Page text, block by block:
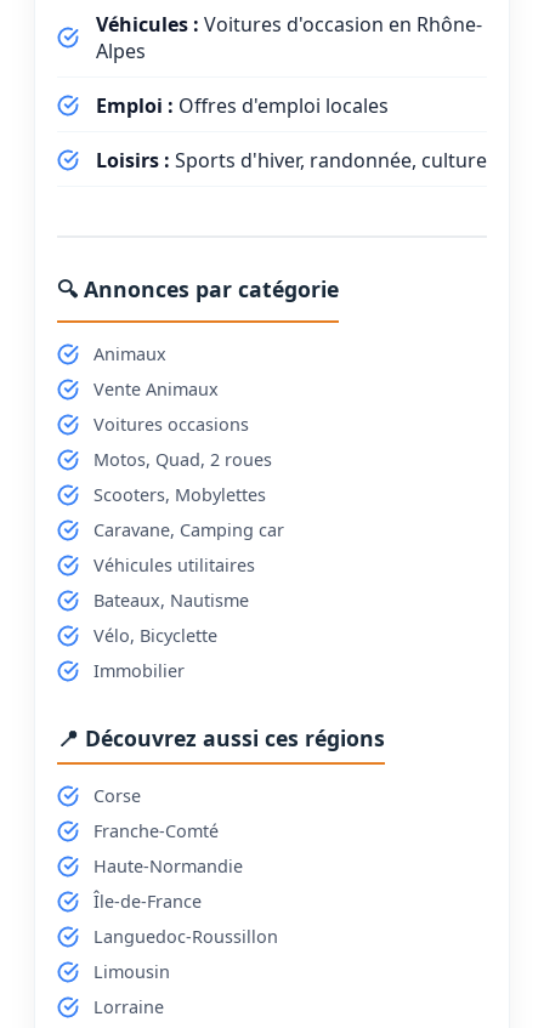
Véhicules : Voitures d'occasion en Rhône-
Alpes
Emploi : Offres d'emploi locales
Loisirs : Sports d'hiver, randonnée, culture
🔍 Annonces par catégorie
Animaux
Vente Animaux
Voitures occasions
Motos, Quad, 2 roues
Scooters, Mobylettes
Caravane, Camping car
Véhicules utilitaires
Bateaux, Nautisme
Vélo, Bicyclette
Immobilier
📍 Découvrez aussi ces régions
Corse
Franche-Comté
Haute-Normandie
Île-de-France
Languedoc-Roussillon
Limousin
Lorraine